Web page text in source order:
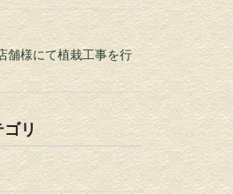
舗様にて植栽工事を行
リ